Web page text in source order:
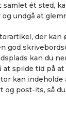
samlet ét sted,
undgå at
der kan
god
kan du
at spilde tid på
kan indeholde
post-its, så